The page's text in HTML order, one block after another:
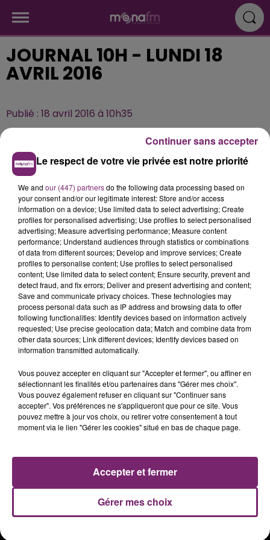
JOURNAL 10H - LUNDI 18
AVRIL 2016
Publié : 18 avril 2016 à 10h35
ACTUS RADIO
PODCASTS
JEUX
PHOTOS PUBLICITÉ
Plan du site
Mentions légales
Le respect de votre vie privée est notre priorité
We and our (447) partnersdo the following data processing based on
your consent and/or our legitimate interest: Store and/or access
information on a device; Use limited data to select advertising; Create
profiles for personalised advertising; Use profiles to select personalised
advertising; Measure advertising performance; Measure content
performance; Understand audiences through statistics or combinations
of data from different sources; Develop and improve services; Create
profiles to personalise content; Use profiles to select personalised
content; Use limited data to select content; Ensure security, prevent and
detect fraud, and fix errors; Deliver and present advertising and content;
Save and communicate privacy choices. These technologies may
process personal data such as IP address and browsing data to offer
following functionalities: Identify devices based on information actively
requested; Use precise geolocation data; Match and combine data from
other data sources; Link different devices; Identify devices based on
information transmitted automatically.
Vous pouvez accepter en cliquant sur "Accepter et fermer", ou affiner en
sélectionnant les finalités et/ou partenaires dans "Gérer mes choix".
Vous pouvez également refuser en cliquant sur "Continuer sans
accepter". Vos préférences ne s'appliqueront que pour ce site. Vous
pouvez mettre à jour vos choix, ou retirer votre consentement à tout
moment via le lien "Gérer les cookies" situé en bas de chaque page.
Gérer mes choix
Accepter et fermer
Continuer sans accepter